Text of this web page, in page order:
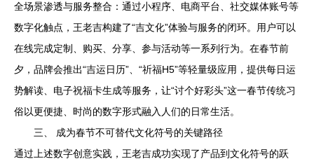
全场景渗透与服务整合：通过小程序、电商平台、社交媒体账号等
数字化触点，王老吉构建了“吉文化”体验与服务的闭环。用户可以
在线完成定制、购买、分享、参与活动等一系列行为。在春节前
夕，品牌会推出“吉运日历”、“祈福H5”等轻量级应用，提供每日运
势解读、电子祝福卡生成等服务，让“讨个好彩头”这一春节传统习
俗以更便捷、时尚的数字形式融入人们的日常生活。
三、 成为春节不可替代文化符号的关键路径
通过上述数字创意实践，王老吉成功实现了产品到文化符号的跃